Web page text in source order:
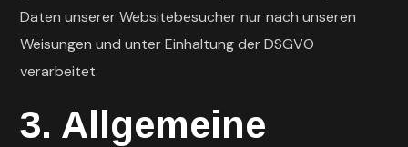
Daten unserer Websitebesucher nur nach unseren
Weisungen und unter Einhaltung der DSGVO
verarbeitet.
3. Allgemeine